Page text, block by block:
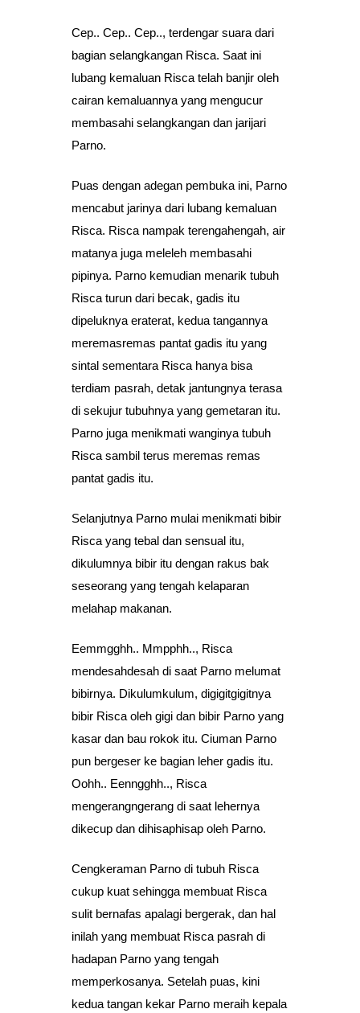
Cep.. Cep.. Cep.., terdengar suara dari
bagian selangkangan Risca. Saat ini
lubang kemaluan Risca telah banjir oleh
cairan kemaluannya yang mengucur
membasahi selangkangan dan jarijari
Parno.
Puas dengan adegan pembuka ini, Parno
mencabut jarinya dari lubang kemaluan
Risca. Risca nampak terengahengah, air
matanya juga meleleh membasahi
pipinya. Parno kemudian menarik tubuh
Risca turun dari becak, gadis itu
dipeluknya eraterat, kedua tangannya
meremasremas pantat gadis itu yang
sintal sementara Risca hanya bisa
terdiam pasrah, detak jantungnya terasa
di sekujur tubuhnya yang gemetaran itu.
Parno juga menikmati wanginya tubuh
Risca sambil terus meremas remas
pantat gadis itu.
Selanjutnya Parno mulai menikmati bibir
Risca yang tebal dan sensual itu,
dikulumnya bibir itu dengan rakus bak
seseorang yang tengah kelaparan
melahap makanan.
Eemmgghh.. Mmpphh.., Risca
mendesahdesah di saat Parno melumat
bibirnya. Dikulumkulum, digigitgigitnya
bibir Risca oleh gigi dan bibir Parno yang
kasar dan bau rokok itu. Ciuman Parno
pun bergeser ke bagian leher gadis itu.
Oohh.. Eenngghh.., Risca
mengerangngerang di saat lehernya
dikecup dan dihisaphisap oleh Parno.
Cengkeraman Parno di tubuh Risca
cukup kuat sehingga membuat Risca
sulit bernafas apalagi bergerak, dan hal
inilah yang membuat Risca pasrah di
hadapan Parno yang tengah
memperkosanya. Setelah puas, kini
kedua tangan kekar Parno meraih kepala